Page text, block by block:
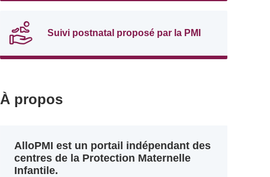
Suivi postnatal proposé par la PMI
À propos
AlloPMI est un portail indépendant des
centres de la Protection Maternelle
Infantile.